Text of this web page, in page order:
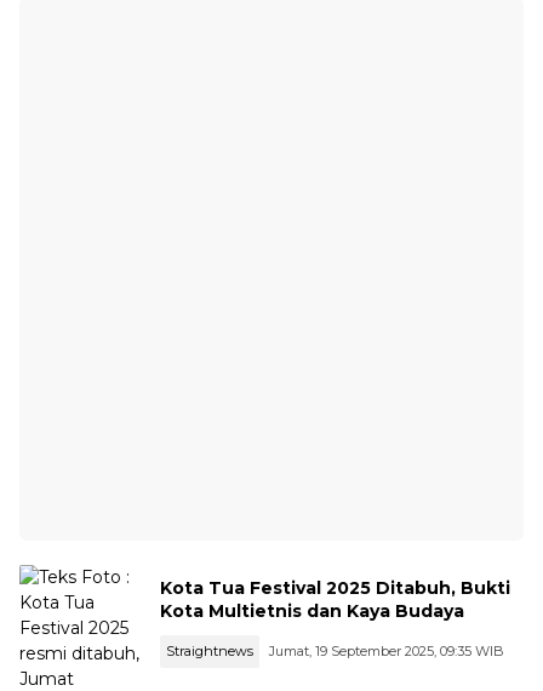
Kota Tua Festival 2025 Ditabuh, Bukti
Kota Multietnis dan Kaya Budaya
Straightnews Jumat, 19 September 2025, 09:35 WIB